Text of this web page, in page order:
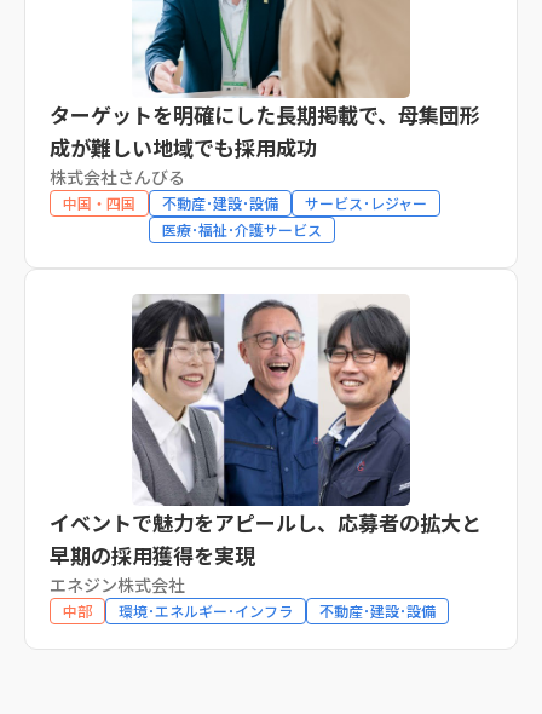
ターゲットを明確にした長期掲載で、母集団形
成が難しい地域でも採用成功
株式会社さんびる
中国・四国 不動産･建設･設備
サービス･レジャー
医療･福祉･介護サービス
イベントで魅力をアピールし、応募者の拡大と
早期の採用獲得を実現
エネジン株式会社
中部 環境･エネルギー･インフラ 不動産･建設･設備